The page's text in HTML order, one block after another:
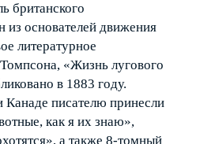
британского
основателей движения
литературное
«Жизнь лугового
в 1883 году.
писателю принесли
как я их знаю»,
а также 8-томный